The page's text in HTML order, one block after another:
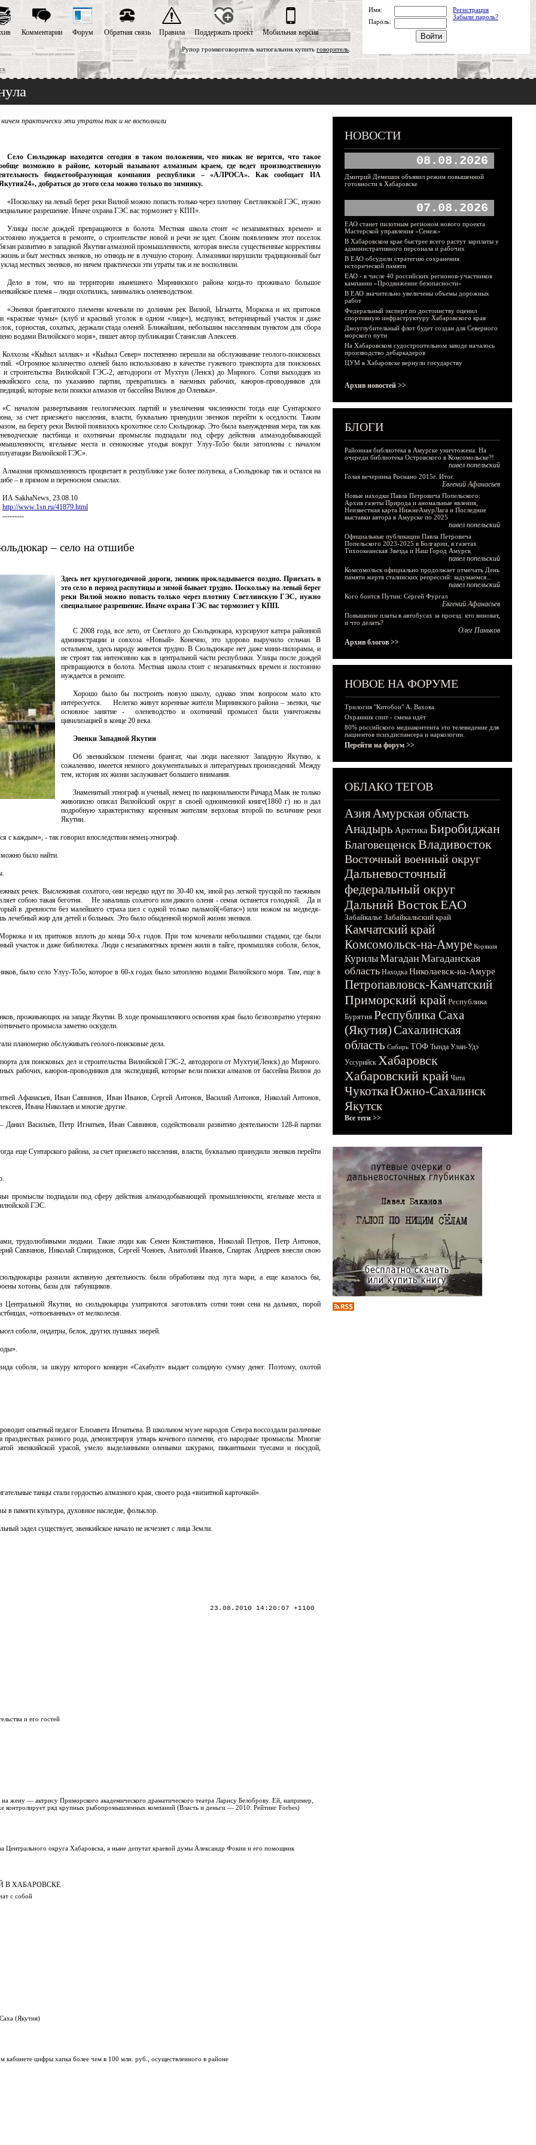
Рупор громкоговоритель матюгальник купить говоритель
Комментарии Форум Обратная связь Правила Поддержать проект Мобильная версия
Имя:
Регистрация
Забыли пароль?
Пароль:
практически эти утраты так и не восполнили
Село Сюльдюкар находится сегодня в таком положении, что никак не верится, что такое
возможно в районе, который называют алмазным краем, где ведет производственную
бюджетообразующая компания республики – «АЛРОСА». Как сообщает ИА
добраться до этого села можно только по зимнику.
«Поскольку на левый берег реки Вилюй можно попасть только через плотину Светлинской ГЭС, нужно
разрешение. Иначе охрана ГЭС вас тормознет у КПП».
Улицы после дождей превращаются в болота. Местная школа стоит «с незапамятных времен» и
нуждается в ремонте, о строительстве новой и речи не идет. Своим появлением этот поселок
развитию в западной Якутии алмазной промышленности, которая внесла существенные коррективы
и быт местных эвенков, но отнюдь не в лучшую сторону. Алмазники нарушили традиционный быт
местных эвенков, но ничем практически эти утраты так и не восполнили.
Дело в том, что на территории нынешнего Мирнинского района когда-то проживало большое
племя – люди охотились, занимались оленеводством.
«Эвенки брангатского племени кочевали по долинам рек Вилюй, Ыгыатта, Моркока и их притоков
чумы» (клуб и красный уголок в одном «лице»), медпункт, ветеринарный участок и даже
горностая, сохатых, держали стада оленей. Ближайшим, небольшим населенным пунктом для сбора
водами Вилюйского моря», пишет автор публикации Станислав Алексеев.
Колхозы «Кыhыл ыллык» и «Кыhыл Север» постепенно перешли на обслуживание геолого-поисковых
«Огромное количество оленей было использовано в качестве гужевого транспорта для поисковых
и строительства Вилюйской ГЭС-2, автодороги от Мухтуи (Ленск) до Мирного. Сотни выходцев из
села, по указанию партии, превратились в наемных рабочих, каюров-проводников для
которые вели поиски алмазов от бассейна Вилюя до Оленька».
«С началом развертывания геологических партий и увеличения численности тогда еще Сунтарского
за счет приезжего населения, власти, буквально принудили эвенков перейти к оседлости. Таким
на берегу реки Вилюй появилось крохотное село Сюльдюкар. Это была вынужденная мера, так как
пастбища и охотничьи промыслы подпадали под сферу действия алмазодобывающей
ягельные места и сенокосные угодья вокруг Улуу-То5о были затоплены с началом
Вилюйской ГЭС».
Алмазная промышленность процветает в республике уже более полувека, а Сюльдюкар так и остался на
– в прямом и переносном смыслах.
ИА SakhaNews, 23.08.10
http://www.1sn.ru/41879.html
---------
– село на отшибе
Здесь нет круглогодичной дороги, зимник прокладывается поздно. Приехать в
это село в период распутицы и зимой бывает трудно. Поскольку на левый берег
реки Вилюй можно попасть только через плотину Светлинскую ГЭС, нужно
специальное разрешение. Иначе охрана ГЭС вас тормознет у КПП.
С 2008 года, все лето, от Светлого до Сюльдюкара, курсируют катера районной
администрации и совхоза «Новый». Конечно, это здорово выручило сельчан. В
остальном, здесь народу живется трудно. В Сюльдюкаре нет даже мини-пилорамы, и
не строят так интенсивно как в центральной части республики. Улицы после дождей
превращаются в болота. Местная школа стоит с незапамятных времен и постоянно
нуждается в ремонте.
Хорошо было бы построить новую школу, однако этим вопросом мало кто
интересуется. Нелегко живут коренные жители Мирнинского района – эвенки, чье
основное занятие - оленеводство и охотничий промысел были уничтожены
цивилизацией в конце 20 века.
Эвенки Западной Якутии
Об эвенкийском племени брангат, чьи люди населяют Западную Якутию, к
сожалению, имеется немного документальных и литературных произведений. Между
тем, история их жизни заслуживает большего внимания.
Знаменитый этнограф и ученый, немец по национальности Ричард Маак не только
живописно описал Вилюйский округ в своей одноименной книге(1860 г) но и дал
подробную характеристику коренным жителям верховья второй по величине реки
Якутии.
с каждым», - так говорил впоследствии немец-этнограф.
было найти.
речек. Выслеживая сохатого, они нередко идут по 30-40 км, иной раз легкой трусцой по таежным
собою такая беготня. Не завалишь сохатого или дикого оленя - семья останется голодной. Да и
в древности без малейшего страха шел с одной только пальмой(«батас») или ножом на медведя-
лечебный жир для детей и больных. Это было обыденной нормой жизни эвенков.
и их притоков вплоть до конца 50-х годов. При том кочевали небольшими стадами, где были
участок и даже библиотека. Люди с незапамятных времен жили в тайге, промышляя соболя, белок,
было село Улуу-То5о, которое в 60-х годах было затоплено водами Вилюйского моря. Там, еще в
проживающих на западе Якутии. В ходе промышленного освоения края было безвозвратно утеряно
промысла заметно оскудели.
планомерно обслуживать геолого-поисковые дела.
для поисковых дел и строительства Вилюйской ГЭС-2, автодороги от Мухтуи(Ленск) до Мирного.
рабочих, каюров-проводников для экспедиций, которые вели поиски алмазов от бассейна Вилюя до
Афанасьев, Иван Саввинов, Иван Иванов, Сергей Антонов, Василий Антонов, Николай Антонов,
Ивана Николаев и многие другие.
Васильев, Петр Игнатьев, Иван Саввинов, содействовали развитию деятельности 128-й партии
еще Сунтарского района, за счет приезжего населения, власти, буквально принудили эвенков перейти
промыслы подпадали под сферу действия алмазодобывающей промышленности, ягельные места и
ГЭС.
трудолюбивыми людьми. Такие люди как Семен Константинов, Николай Петров, Петр Антонов,
Саввинов, Николай Спиридонов, Сергей Чоноев, Анатолий Иванов, Спартак Андреев внесли свою
развили активную деятельность: были обработаны под луга мари, а еще казалось бы,
хотоны, базы для табунщиков.
Якутии, но сюльдюкарцы ухитряются заготовлять сотни тонн сена на дальних, порой
«отвоеванных» от мелколесья.
соболя, ондатры, белок, других пушных зверей.
соболя, за шкуру которого концерн «Сахабулт» выдает солидную сумму денег. Поэтому, охотой
опытный педагог Елизавета Игнатьева. В школьном музее народов Севера воссоздали различные
разного рода, демонстрируя утварь кочевого племени, его народные промыслы. Многие
эвенкийской урасой, умело выделанными оленьими шкурами, пикантными туесами и посудой,
танцы стали гордостью алмазного края, своего рода «визитной карточкой».
памяти культура, духовное наследие, фольклор.
задел существует, эвенкийское начало не исчезнет с лица Земли.
23.08.2010 14:20:07 +1100
и его гостей
жену — актрису Приморского академического драматического театра Ларису Белоброву. Ей, например,
контролирует ряд крупных рыбопромышленных компаний (Власть и деньги — 2010. Рейтинг Forbes)
Центрального округа Хабаровска, а ныне депутат краевой думы Александр Фокин и его помощник
В ХАБАРОВСКЕ
с собой
(Якутия)
кабинете цифры хапка более чем в 100 млн. руб., осуществленного в районе
НОВОСТИ
08.08.2026
Дмитрий Демешин объявил режим повышенной
готовности в Хабаровске
07.08.2026
ЕАО станет пилотным регионом нового проекта
Мастерской управления «Сенеж»
В Хабаровском крае быстрее всего растут зарплаты у
административного персонала и рабочих
В ЕАО обсудили стратегию сохранения
исторической памяти
ЕАО - в числе 40 российских регионов-участников
кампании «Продвижение безопасности»
В ЕАО значительно увеличены объемы дорожных
работ
Федеральный эксперт по достоинству оценил
спортивную инфраструктуру Хабаровского края
Дноуглубительный флот будет создан для Северного
морского пути
На Хабаровском судостроительном заводе началось
производство дебаркадеров
ЦУМ в Хабаровске вернули государству
Архив новостей >>
БЛОГИ
Районная библиотека в Амурске уничтожена. На
очереди библиотека Островского в Комсомольске?!
павел попельский
Голая вечеринка Роснано 2015г. Итог.
Евгений Афанасьев
Новые находки Павла Петровича Попельского:
Архив газеты Природа и аномальные явления,
Неизвестная карта НижнеАмурЛага и Последние
выставки автора в Амурске по 2025
павел попельский
Официальные публикации Павла Петровича
Попельского 2023-2025 в Болгарии, в газетах
Тихоокеанская Звезда и Наш Город Амурск
павел попельский
Комсомольск официально продолжает отмечать День
памяти жертв сталинских репрессий: задумаемся...
павел попельский
Кого боится Путин: Сергей Фургал
Евгений Афанасьев
Повышение платы в автобусах за проезд: кто виноват,
и что делать?
Олег Паньков
Архив блогов >>
НОВОЕ НА ФОРУМЕ
Трилогия "Китобои" А. Вахова.
Охранник спит - смена идёт
80% российского медиаконтента это телевидение для
пациентов психдиспансера и наркологии.
Перейти на форум >>
ОБЛАКО ТЕГОВ
АзияАмурская область
Анадырь Арктика Биробиджан
БлаговещенскВладивосток
Восточный военный округ
Дальневосточный
федеральный округ
Дальний ВостокЕАО
Забайкалье Забайкальский край
Камчатский край
Комсомольск-на-Амуре Корякия
КурилыМагадан Магаданская
область Находка Николаевск-на-Амуре
Петропавловск-Камчатский
Приморский край Республика
Бурятия Республика Саха
(Якутия)Сахалинская
область Сибирь ТОФ Тында Улан-Удэ
Уссурийск Хабаровск
Хабаровский край Чита
ЧукоткаЮжно-Сахалинск
Якутск
Все теги >>